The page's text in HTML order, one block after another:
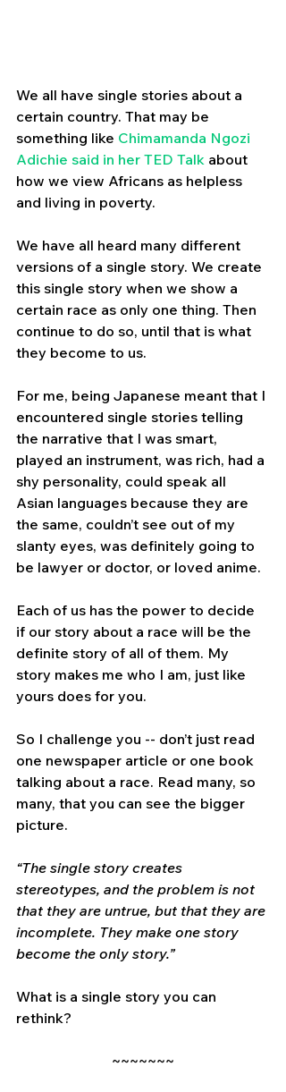
We all have single stories about a
certain country. That may be
something like Chimamanda Ngozi
Adichie said in her TED Talk about
how we view Africans as helpless
and living in poverty.
We have all heard many different
versions of a single story. We create
this single story when we show a
certain race as only one thing. Then
continue to do so, until that is what
they become to us.
For me, being Japanese meant that I
encountered single stories telling
the narrative that I was smart,
played an instrument, was rich, had a
shy personality, could speak all
Asian languages because they are
the same, couldn’t see out of my
slanty eyes, was definitely going to
be lawyer or doctor, or loved anime.
Each of us has the power to decide
if our story about a race will be the
definite story of all of them. My
story makes me who I am, just like
yours does for you.
So I challenge you -- don’t just read
one newspaper article or one book
talking about a race. Read many, so
many, that you can see the bigger
picture.
“The single story creates
stereotypes, and the problem is not
that they are untrue, but that they are
incomplete. They make one story
become the only story.”
What is a single story you can
rethink?
~~~~~~~